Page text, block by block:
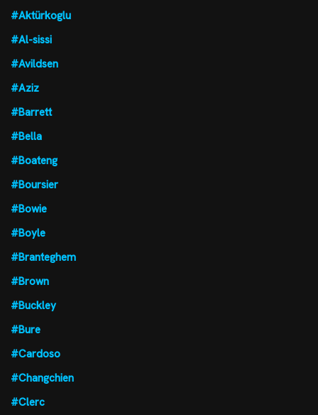
#Aktürkoglu
#Al-sissi
#Avildsen
#Aziz
#Barrett
#Bella
#Boateng
#Boursier
#Bowie
#Boyle
#Branteghem
#Brown
#Buckley
#Bure
#Cardoso
#Changchien
#Clerc